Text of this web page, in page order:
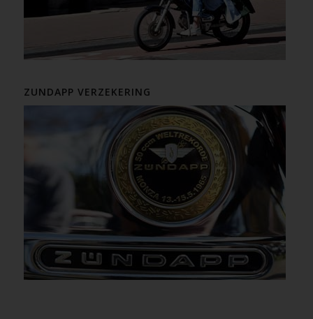
ZUNDAPP VERZEKERING